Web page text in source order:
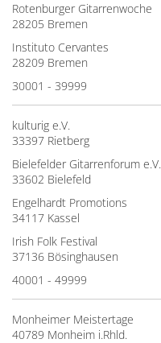
Rotenburger Gitarrenwoche
28205 Bremen
Instituto Cervantes
28209 Bremen
30001 - 39999
kulturig e.V.
33397 Rietberg
Bielefelder Gitarrenforum e.V.
33602 Bielefeld
Engelhardt Promotions
34117 Kassel
Irish Folk Festival
37136 Bösinghausen
40001 - 49999
Monheimer Meistertage
40789 Monheim i.Rhld.